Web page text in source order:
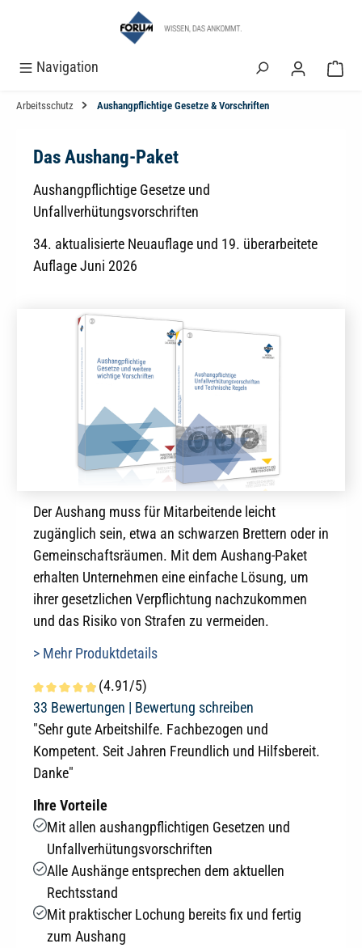
Navigation
Arbeitsschutz Aushangpflichtige Gesetze & Vorschriften
Das Aushang-Paket
Aushangpflichtige Gesetze und
Unfallverhütungsvorschriften
34. aktualisierte Neuauflage und 19. überarbeitete
Auflage Juni 2026
Der Aushang muss für Mitarbeitende leicht
zugänglich sein, etwa an schwarzen Brettern oder in
Gemeinschaftsräumen. Mit dem Aushang-Paket
erhalten Unternehmen eine einfache Lösung, um
ihrer gesetzlichen Verpflichtung nachzukommen
und das Risiko von Strafen zu vermeiden.
> Mehr Produktdetails
Durchschnittliche Bewertung von 4.9 von 5 Sternen
(4.91/5)
33 Bewertungen | Bewertung schreiben
"Sehr gute Arbeitshilfe. Fachbezogen und
Kompetent. Seit Jahren Freundlich und Hilfsbereit.
Danke"
Ihre Vorteile
Mit allen aushangpflichtigen Gesetzen und
Unfallverhütungsvorschriften
Alle Aushänge entsprechen dem aktuellen
Rechtsstand
Mit praktischer Lochung bereits fix und fertig
zum Aushang